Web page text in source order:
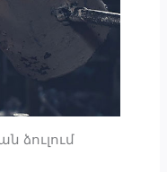
ձուլում